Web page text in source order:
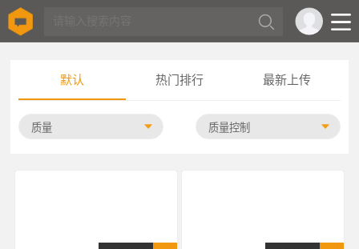
默认 热门排行 最新上传